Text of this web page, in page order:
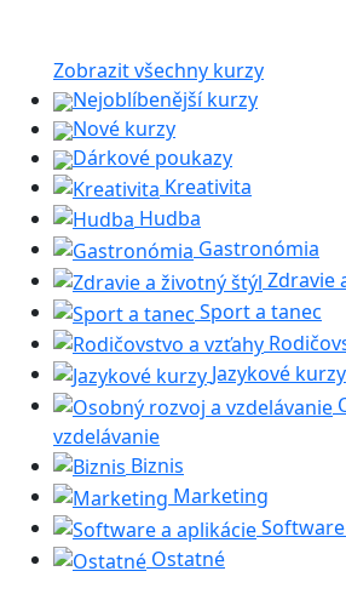
Zobrazit všechny kurzy
Nejoblíbenější kurzy
Nové kurzy
Dárkové poukazy
Kreativita
Hudba
Gastronómia
Zdravie
Sport a tanec
Jazykové kurzy
vzdelávanie
Biznis
Marketing
Ostatné